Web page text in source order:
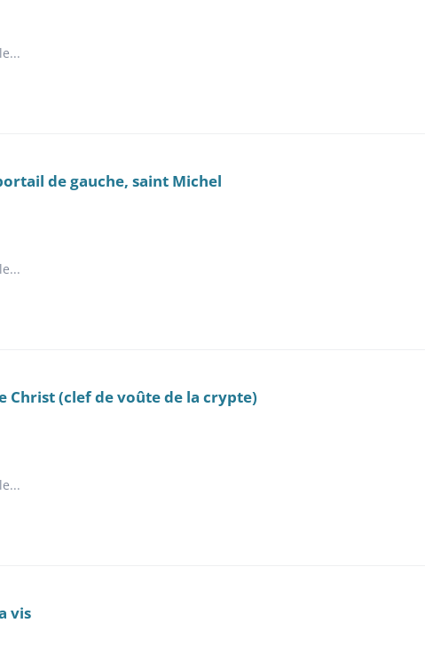
de gauche, saint Michel
Christ (clef de voûte de la crypte)
vis